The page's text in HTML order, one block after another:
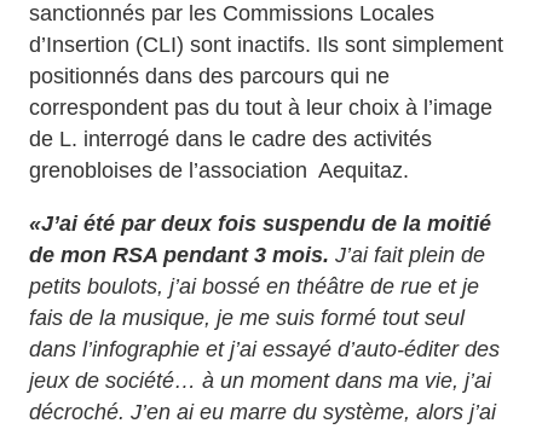
sanctionnés par les Commissions Locales
d’Insertion (CLI) sont inactifs. Ils sont simplement
positionnés dans des parcours qui ne
correspondent pas du tout à leur choix à l’image
de L. interrogé dans le cadre des activités
grenobloises de l’association Aequitaz.
«J’ai été par deux fois suspendu de la moitié
de mon RSA pendant 3 mois. J’ai fait plein de
petits boulots, j’ai bossé en théâtre de rue et je
fais de la musique, je me suis formé tout seul
dans l’infographie et j’ai essayé d’auto-éditer des
jeux de société… à un moment dans ma vie, j’ai
décroché. J’en ai eu marre du système, alors j’ai